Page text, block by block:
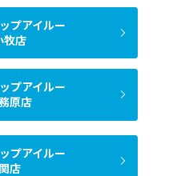
プアイルー
牧店
プアイルー
原店
プアイルー
関店